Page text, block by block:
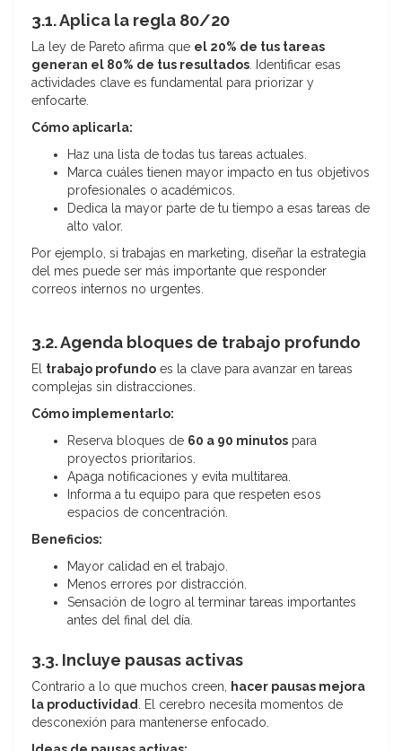
3.1. Aplica la regla 80/20
La ley de Pareto afirma que el 20% de tus tareas
generan el 80% de tus resultados. Identificar esas
actividades clave es fundamental para priorizar y
enfocarte.
Cómo aplicarla:
Haz una lista de todas tus tareas actuales.
Marca cuáles tienen mayor impacto en tus objetivos
profesionales o académicos.
Dedica la mayor parte de tu tiempo a esas tareas de
alto valor.
Por ejemplo, si trabajas en marketing, diseñar la estrategia
del mes puede ser más importante que responder
correos internos no urgentes.
3.2. Agenda bloques de trabajo profundo
El trabajo profundo es la clave para avanzar en tareas
complejas sin distracciones.
Cómo implementarlo:
Reserva bloques de 60 a 90 minutos para
proyectos prioritarios.
Apaga notificaciones y evita multitarea.
Informa a tu equipo para que respeten esos
espacios de concentración.
Beneficios:
Mayor calidad en el trabajo.
Menos errores por distracción.
Sensación de logro al terminar tareas importantes
antes del final del día.
3.3. Incluye pausas activas
Contrario a lo que muchos creen, hacer pausas mejora
la productividad. El cerebro necesita momentos de
desconexión para mantenerse enfocado.